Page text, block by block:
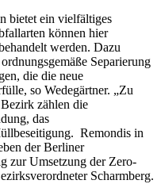
bietet ein vielfältiges
können hier
werden. Dazu
Separierung
die die neue
so Wedegärtner. „Zu
zählen die
das
Remondis in
der Berliner
zur Umsetzung der Zero-
Scharmberg.